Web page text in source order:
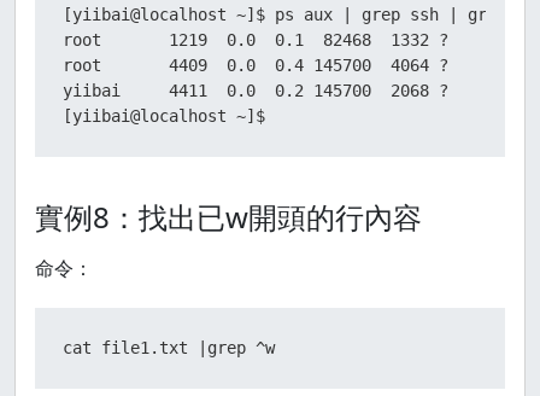
[yiibai@localhost ~]$ ps aux | grep ssh | grep -
root       1219  0.0  0.1  82468  1332 ?
root       4409  0.0  0.4 145700  4064 ?
yiibai     4411  0.0  0.2 145700  2068 ?        S
[yiibai@localhost ~]$
實例8：找出已w開頭的行內容
命令：
cat file1.txt |grep ^w